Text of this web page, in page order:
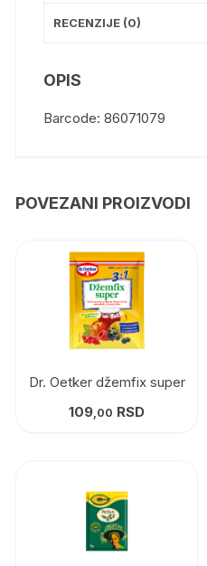
RECENZIJE (0)
OPIS
Barcode: 86071079
POVEZANI PROIZVODI
Dr. Oetker džemfix super
109 ,00 RSD